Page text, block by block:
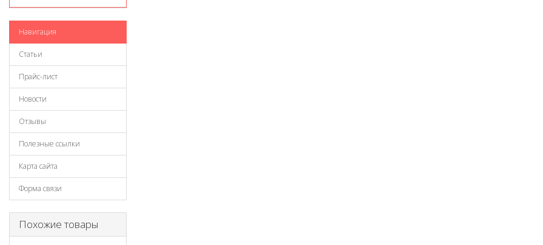
Навигация
Статьи
Прайс-лист
Новости
Отзывы
Полезные ссылки
Карта сайта
Форма связи
Похожие товары